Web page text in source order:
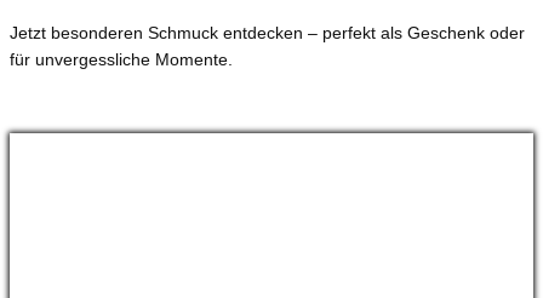
Jetzt besonderen Schmuck entdecken – perfekt als Geschenk oder
für unvergessliche Momente.